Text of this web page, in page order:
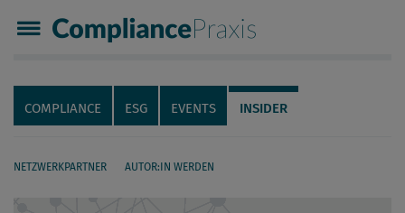
Compliance Praxis
Servicenavigation
Navigation
COMPLIANCE ESG EVENTS INSIDER
NETZWERKPARTNER AUTOR:IN WERDEN